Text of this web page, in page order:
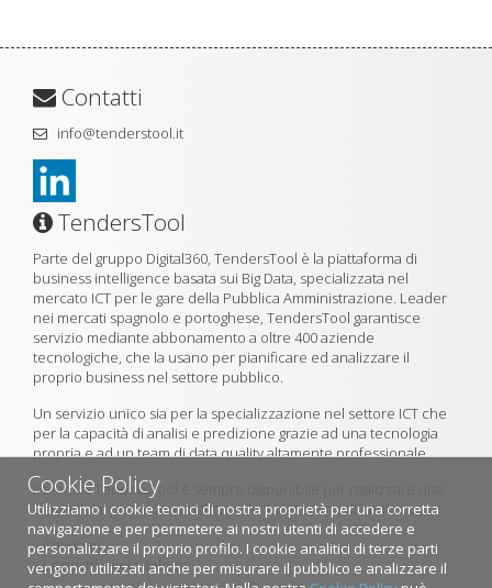
Cookie Policy
Utilizziamo i cookie tecnici di nostra proprietà per una corretta
navigazione e per permetere ai nostri utenti di accedere e
personalizzare il proprio profilo. I cookie analitici di terze parti
vengono utilizzati anche per misurare il pubblico e analizzare il
Contatti
info@tenderstool.it
TendersTool
Parte del gruppo Digital360, TendersTool è la piattaforma di
business intelligence basata sui Big Data, specializzata nel
mercato ICT per le gare della Pubblica Amministrazione. Leader
nei mercati spagnolo e portoghese, TendersTool garantisce
servizio mediante abbonamento a oltre 400 aziende
tecnologiche, che la usano per pianificare ed analizzare il
proprio business nel settore pubblico.
Un servizio unico sia per la specializzazione nel settore ICT che
per la capacità di analisi e predizione grazie ad una tecnologia
propria e ad un team di data quality altamente professionale.
Il team di TendersTool è sempre disponibile per realizzare una
demo della piattaforma utilizzando il formulario di contatto.
»Chi siamo
»La nostra metodologia